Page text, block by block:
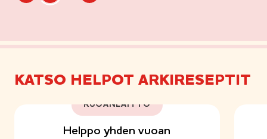
KATSO HELPOT ARKIRESEPTIT
RUOANLAITTO
Helppo yhden vuoan